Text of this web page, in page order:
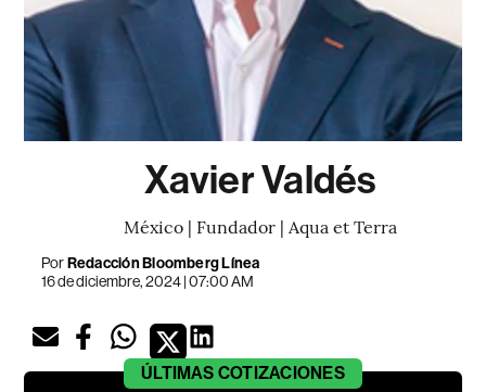
Xavier Valdés
México | Fundador | Aqua et Terra
PorRedacción Bloomberg Línea
16 de diciembre, 2024 | 07:00 AM
ÚLTIMAS COTIZACIONES